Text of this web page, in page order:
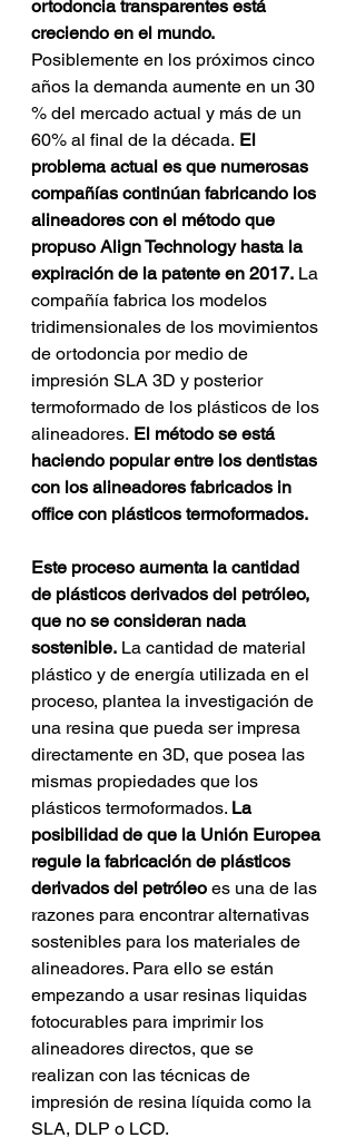
ortodoncia transparentes está
creciendo en el mundo.
Posiblemente en los próximos cinco
años la demanda aumente en un 30
% del mercado actual y más de un
60% al final de la década. El
problema actual es que numerosas
compañías continúan fabricando los
alineadores con el método que
propuso Align Technology hasta la
expiración de la patente en 2017. La
compañía fabrica los modelos
tridimensionales de los movimientos
de ortodoncia por medio de
impresión SLA 3D y posterior
termoformado de los plásticos de los
alineadores. El método se está
haciendo popular entre los dentistas
con los alineadores fabricados in
office con plásticos termoformados.
Este proceso aumenta la cantidad
de plásticos derivados del petróleo,
que no se consideran nada
sostenible. La cantidad de material
plástico y de energía utilizada en el
proceso, plantea la investigación de
una resina que pueda ser impresa
directamente en 3D, que posea las
mismas propiedades que los
plásticos termoformados. La
posibilidad de que la Unión Europea
regule la fabricación de plásticos
derivados del petróleo es una de las
razones para encontrar alternativas
sostenibles para los materiales de
alineadores. Para ello se están
empezando a usar resinas liquidas
fotocurables para imprimir los
alineadores directos, que se
realizan con las técnicas de
impresión de resina líquida como la
SLA, DLP o LCD.